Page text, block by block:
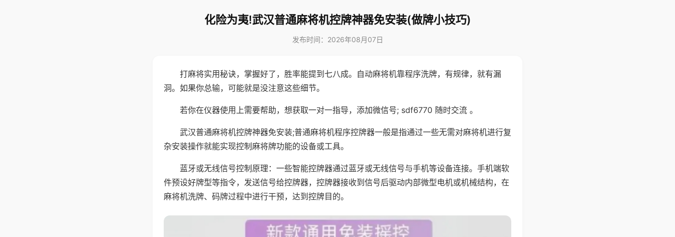
化险为夷!武汉普通麻将机控牌神器免安装(做牌小技巧)
发布时间：2026年08月07日
打麻将实用秘诀，掌握好了，胜率能提到七八成。自动麻将机靠程序洗牌，有规律，就有漏
洞。如果你总输，可能就是没注意这些细节。
若你在仪器使用上需要帮助，想获取一对一指导，添加微信号; sdf6770 随时交流 。
武汉普通麻将机控牌神器免安装;普通麻将机程序控牌器一般是指通过一些无需对麻将机进行复
杂安装操作就能实现控制麻将牌功能的设备或工具。
蓝牙或无线信号控制原理：一些智能控牌器通过蓝牙或无线信号与手机等设备连接。手机端软
件预设好牌型等指令，发送信号给控牌器，控牌器接收到信号后驱动内部微型电机或机械结构，在
麻将机洗牌、码牌过程中进行干预，达到控牌目的。